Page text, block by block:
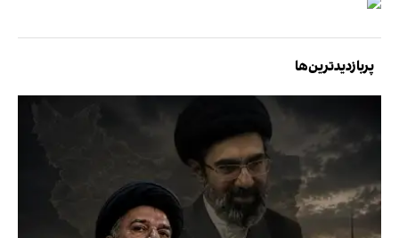
پربازدیدترین‌ها